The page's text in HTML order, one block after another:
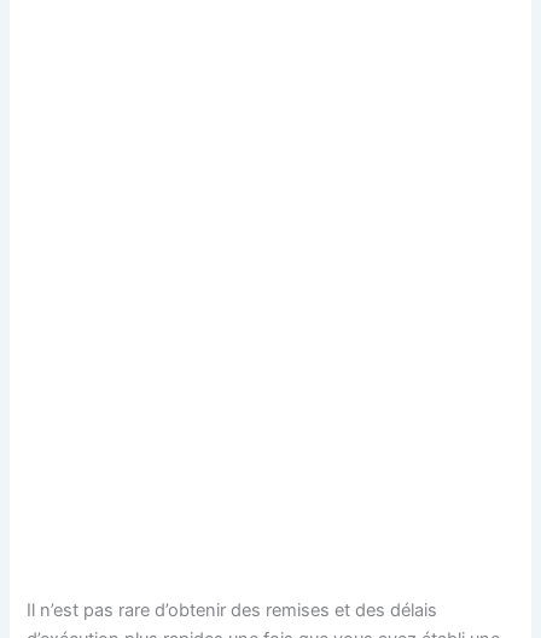
Il n’est pas rare d’obtenir des remises et des délais